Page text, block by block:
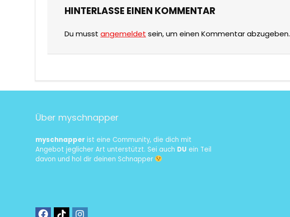
HINTERLASSE EINEN KOMMENTAR
Du musst angemeldet sein, um einen Kommentar abzugeben.
Über myschnapper
myschnapperist eine Community, die dich mit
Angebot jeglicher Art unterstützt. Sei auch DU ein Teil
davon und hol dir deinen Schnapper